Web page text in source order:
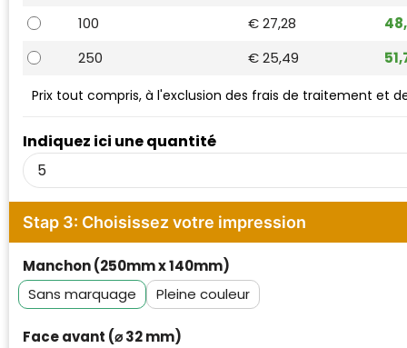
100
€ 27,28
250
€ 25,49
Indiquez ici une quantité
Prix tout compris, à l'exclusion des frais de traitement et
Stap 3: Choisissez votre impression
Manchon (250mm x 140mm)
Sans marquage
Pleine couleur
Face avant (⌀ 32 mm)